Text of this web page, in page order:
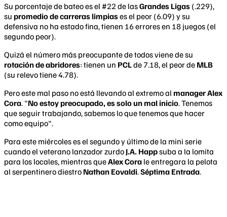
Su porcentaje de bateo es el #22 de lasGrandes Ligas (.229),
su promedio de carreras limpiases el peor (6.09) y su
defensiva no ha estado fina, tienen 16 errores en 18 juegos (el
segundo peor).
Quizá el número más preocupante de todos viene de su
rotación de abridores: tienen un PCLde 7.18, el peor de MLB
(su relevo tiene 4.78).
Pero este mal paso no está llevando al extremo al manager Alex
Cora. "No estoy preocupado, es solo un mal inicio. Tenemos
que seguir trabajando, sabemos lo que tenemos que hacer
como equipo".
Para este miércoles es el segundo y último de la mini serie
cuando el veterano lanzador zurdo J.A. Happsuba a la lomita
para los locales, mientras queAlex Cora le entregara la pelota
al serpentinero diestro Nathan Eovaldi.Séptima Entrada.